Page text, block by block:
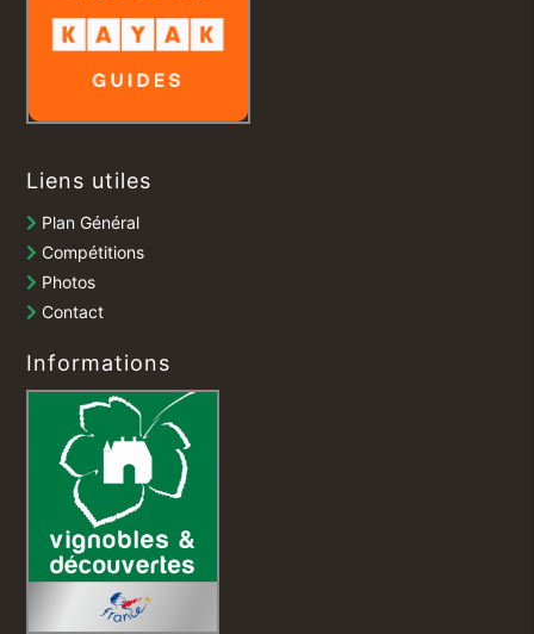
Liens utiles
Plan Général
Compétitions
Photos
Contact
Informations